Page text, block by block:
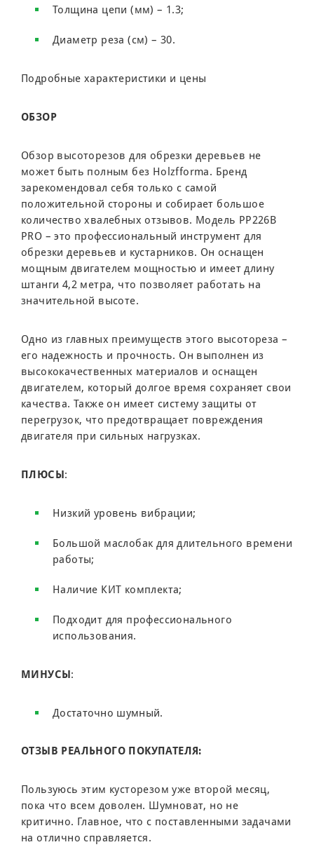
Толщина цепи (мм) – 1.3;
Диаметр реза (см) – 30.
Подробные характеристики и цены
ОБЗОР
Обзор высоторезов для обрезки деревьев не
может быть полным без Holzfforma. Бренд
зарекомендовал себя только с самой
положительной стороны и собирает большое
количество хвалебных отзывов. Модель PP226B
PRO – это профессиональный инструмент для
обрезки деревьев и кустарников. Он оснащен
мощным двигателем мощностью и имеет длину
штанги 4,2 метра, что позволяет работать на
значительной высоте.
Одно из главных преимуществ этого высотореза –
его надежность и прочность. Он выполнен из
высококачественных материалов и оснащен
двигателем, который долгое время сохраняет свои
качества. Также он имеет систему защиты от
перегрузок, что предотвращает повреждения
двигателя при сильных нагрузках.
ПЛЮСЫ:
Низкий уровень вибрации;
Большой маслобак для длительного времени
работы;
Наличие КИТ комплекта;
Подходит для профессионального
использования.
МИНУСЫ:
Достаточно шумный.
ОТЗЫВ РЕАЛЬНОГО ПОКУПАТЕЛЯ:
Пользуюсь этим кусторезом уже второй месяц,
пока что всем доволен. Шумноват, но не
критично. Главное, что с поставленными задачами
на отлично справляется.